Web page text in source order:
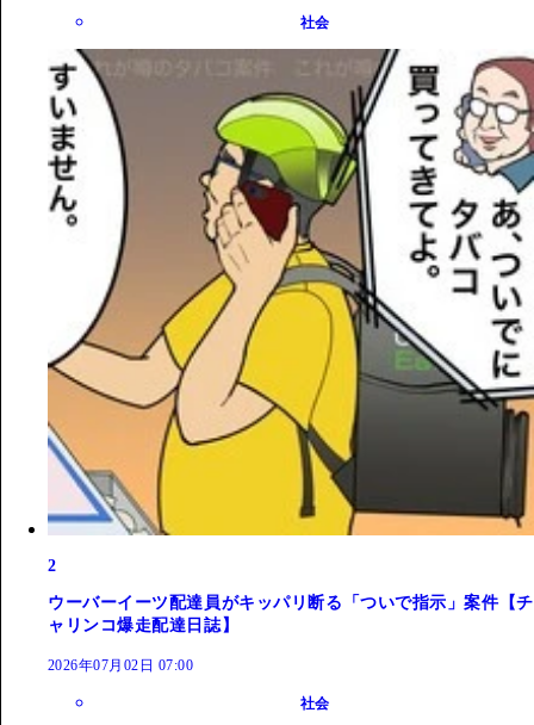
社会
2
ウーバーイーツ配達員がキッパリ断る「ついで指示」案件【チ
ャリンコ爆走配達日誌】
2026年07月02日 07:00
社会